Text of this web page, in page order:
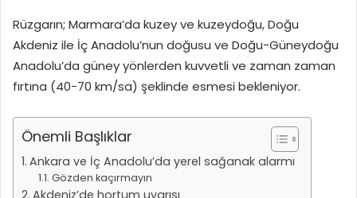
Rüzgarın; Marmara’da kuzey ve kuzeydoğu, Doğu
Akdeniz ile İç Anadolu’nun doğusu ve Doğu-Güneydoğu
Anadolu’da güney yönlerden kuvvetli ve zaman zaman
fırtına (40-70 km/sa) şeklinde esmesi bekleniyor.
Önemli Başlıklar
Ankara ve İç Anadolu’da yerel sağanak alarmı
Gözden kaçırmayın
Akdeniz’de hortum uyarısı